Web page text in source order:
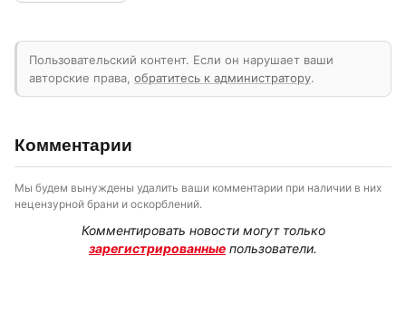
Пользовательский контент. Если он нарушает ваши
авторские права, обратитесь к администратору.
Комментарии
Мы будем вынуждены удалить ваши комментарии при наличии в них
нецензурной брани и оскорблений.
Комментировать новости могут только
зарегистрированные пользователи.